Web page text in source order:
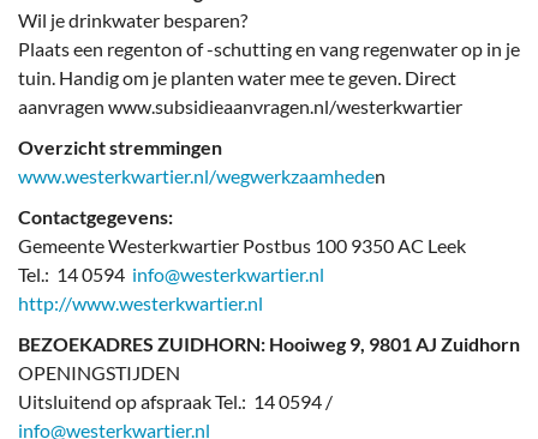
Wil je drinkwater besparen?
Plaats een regenton of -schutting en vang regenwater op in je
tuin. Handig om je planten water mee te geven. Direct
aanvragen www.subsidieaanvragen.nl/westerkwartier
Overzicht stremmingen
www.westerkwartier.nl/wegwerkzaamheden
Contactgegevens:
Gemeente Westerkwartier Postbus 100 9350 AC Leek
Tel.: 14 0594 info@westerkwartier.nl
http://www.westerkwartier.nl
BEZOEKADRES ZUIDHORN: Hooiweg 9, 9801 AJ Zuidhorn
OPENINGSTIJDEN
Uitsluitend op afspraak Tel.: 14 0594 /
info@westerkwartier.nl